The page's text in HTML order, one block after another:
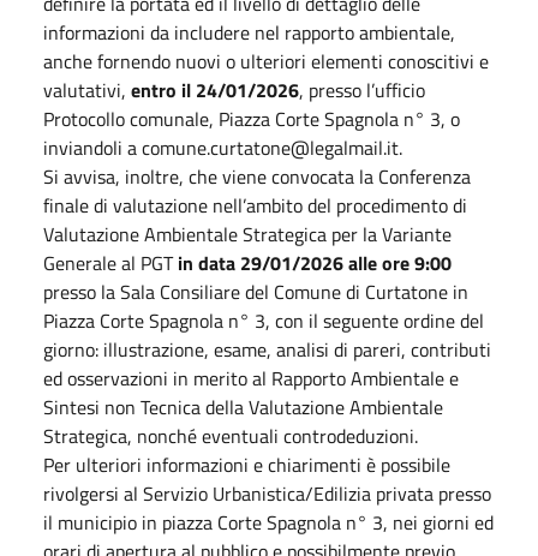
informazioni da includere nel rapporto ambientale,
anche fornendo nuovi o ulteriori elementi conoscitivi e
valutativi, entro il 24/01/2026, presso l’ufficio
Protocollo comunale, Piazza Corte Spagnola n° 3, o
inviandoli a comune.curtatone@legalmail.it.
Si avvisa, inoltre, che viene convocata la Conferenza
finale di valutazione nell’ambito del procedimento di
Valutazione Ambientale Strategica per la Variante
Generale al PGTin data 29/01/2026 alle ore 9:00
presso la Sala Consiliare del Comune di Curtatone in
Piazza Corte Spagnola n° 3, con il seguente ordine del
giorno: illustrazione, esame, analisi di pareri, contributi
ed osservazioni in merito al Rapporto Ambientale e
Sintesi non Tecnica della Valutazione Ambientale
Strategica, nonché eventuali controdeduzioni.
Per ulteriori informazioni e chiarimenti è possibile
rivolgersi al Servizio Urbanistica/Edilizia privata presso
il municipio in piazza Corte Spagnola n° 3, nei giorni ed